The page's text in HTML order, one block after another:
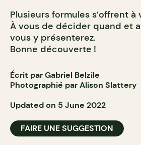
Plusieurs formules s’offrent à
À vous de décider quand et
vous y présenterez.
Bonne découverte !
Écrit par Gabriel Belzile
Photographié par Alison Slattery
Updated on 5 June 2022
FAIRE UNE SUGGESTION